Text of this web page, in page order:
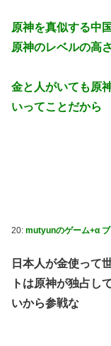
原神を真似する中
原神のレベルの高
金と人がいても原
いってことだから
20: mutyunのゲーム+α ブ
日本人が金使って
トは原神が独占
いから参戦な